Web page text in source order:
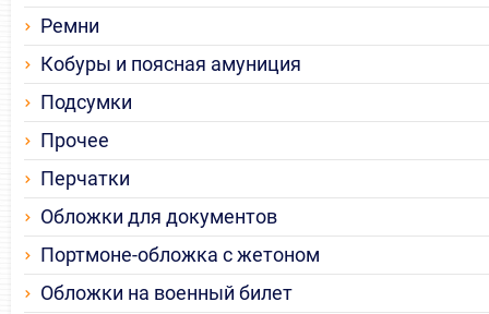
Ремни
Кобуры и поясная амуниция
Подсумки
Прочее
Перчатки
Обложки для документов
Портмоне-обложка с жетоном
Обложки на военный билет